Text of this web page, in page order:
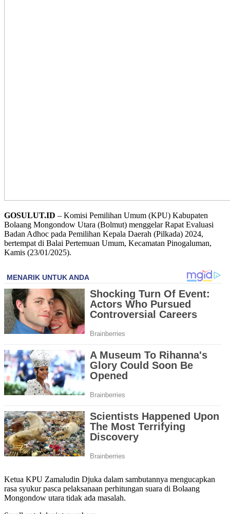
GOSULUT.ID – Komisi Pemilihan Umum (KPU) Kabupaten
Bolaang Mongondow Utara (Bolmut) menggelar Rapat Evaluasi
Badan Adhoc pada Pemilihan Kepala Daerah (Pilkada) 2024,
bertempat di Balai Pertemuan Umum, Kecamatan Pinogaluman,
Kamis (23/01/2025).
Ketua KPU Zamaludin Djuka dalam sambutannya mengucapkan
rasa syukur pasca pelaksanaan perhitungan suara di Bolaang
Mongondow utara tidak ada masalah.